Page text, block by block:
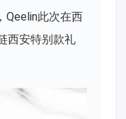
Qeelin此次在西
西安特别款礼